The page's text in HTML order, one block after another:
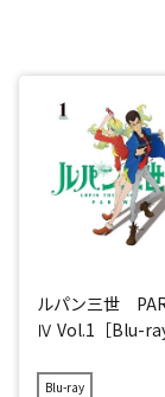
ルパン三世
Ⅳ Vol.1［Blu-ray
Blu-ray